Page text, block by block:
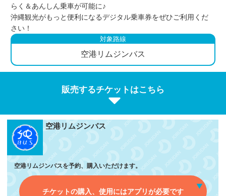
らく＆あんしん乗車が可能に♪
沖縄観光がもっと便利になるデジタル乗車券をぜひご利用くだ
さい！
対象路線
空港リムジンバス
販売するチケットはこちら
空港リムジンバス
空港リムジンバスを予約、購入いただけます。
チケットの購入、使用にはアプリが必要です